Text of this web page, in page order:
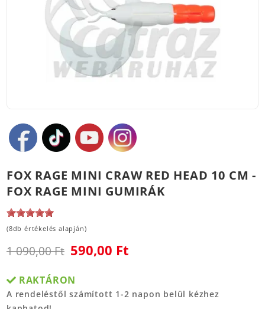
FOX RAGE MINI CRAW RED HEAD 10 CM -
FOX RAGE MINI GUMIRÁK
(8db értékelés alapján)
1 090,00 Ft 590,00 Ft
RAKTÁRON
A rendeléstől számított 1-2 napon belül kézhez